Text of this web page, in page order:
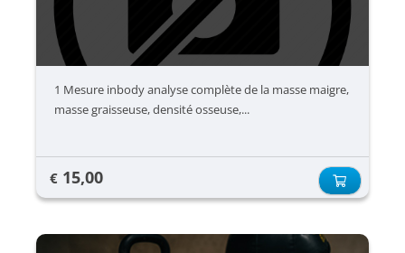
1 Mesure inbody analyse complète de la masse maigre,
masse graisseuse, densité osseuse,...
€ 15,00